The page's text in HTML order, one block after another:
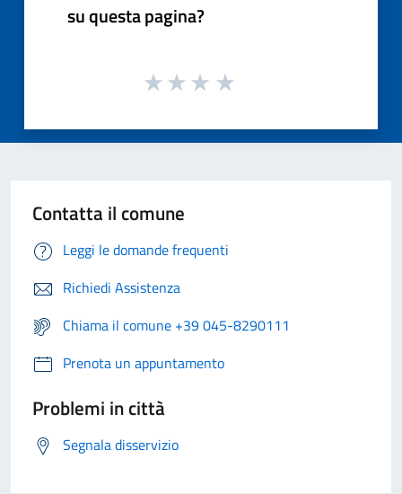
su questa pagina?
Contatta il comune
Leggi le domande frequenti
Richiedi Assistenza
Chiama il comune +39 045-8290111
Prenota un appuntamento
Problemi in città
Segnala disservizio